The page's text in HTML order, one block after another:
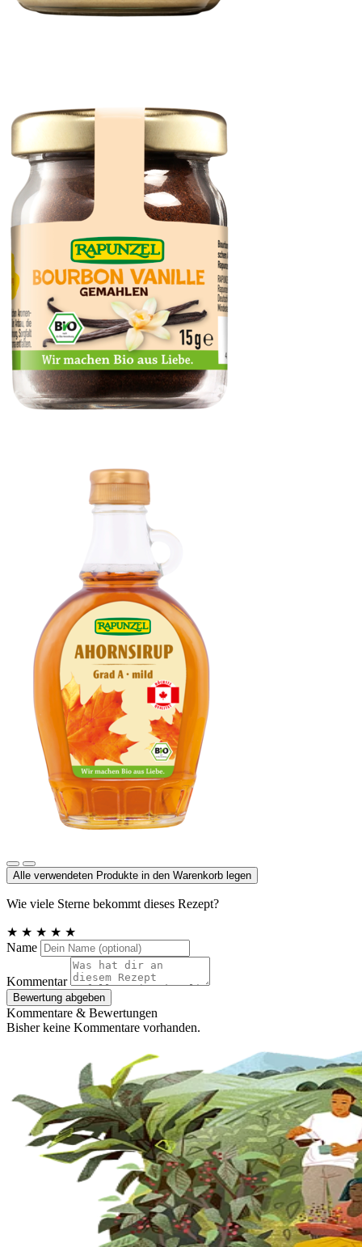
Alle verwendeten Produkte in den Warenkorb legen
Wie viele Sterne bekommt dieses Rezept?
★ ★ ★ ★ ★
Name
Kommentar
Bewertung abgeben
Kommentare & Bewertungen
Bisher keine Kommentare vorhanden.